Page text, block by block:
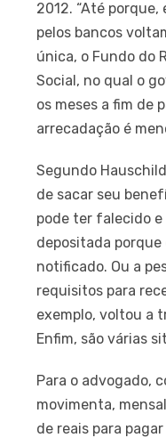
2012. “Até
pelos bancos
única, o Fundo do
Social, no qual o
os meses a fim de
arrecadação é
Segundo
de sacar seu
pode ter falecido
depositada porque
notificado. Ou a
requisitos para
exemplo, voltou a
Enfim, são várias
Para o advogado,
movimenta,
de reais para